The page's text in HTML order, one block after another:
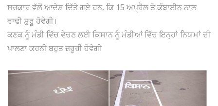
ਸਰਕਾਰ ਵੱਲੋਂ ਆਦੇਸ਼ ਦਿੱਤੇ ਗਏ ਹਨ, ਕਿ 15 ਅਪ੍ਰੈਲ ਤੋ ਕੰਬਾਈਨ ਨਾਲ
ਵਾਢੀ ਸ਼ੁਰੂ ਹੋਵੇਗੀ।
ਕਣਕ ਨੂੰ ਮੰਡੀ ਵਿੱਚ ਵੇਚਣ ਲਈ ਕਿਸਾਨ ਨੂੰ ਮੰਡੀਆਂ ਵਿੱਚ ਇਨ੍ਹਾਂ ਨਿਯਮਾਂ ਦੀ
ਪਾਲਣਾ ਕਰਨੀ ਬਹੁਤ ਜ਼ਰੂਰੀ ਹੋਵੇਗੀ